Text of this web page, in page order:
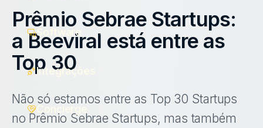
Ecommerce
Canva
Indique e ganhe
Fale com um especialista
Software
Integrações
Prêmio Sebrae Startups:
a Beeviral está entre as
Top 30
Não só estamos entre as Top 30 Startups
no Prêmio Sebrae Startups, mas também